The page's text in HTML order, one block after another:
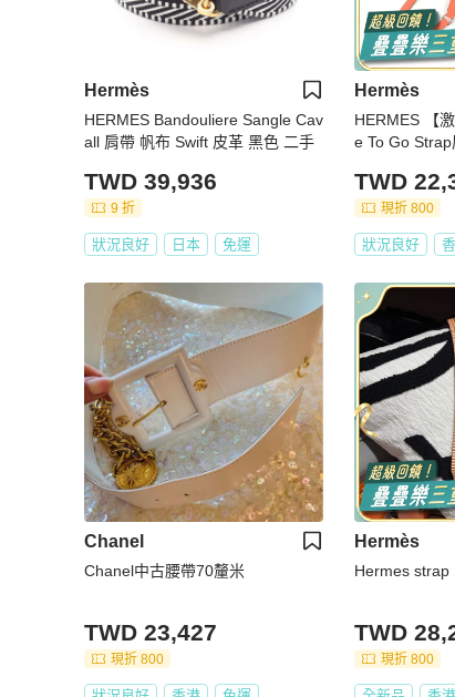
Hermès
HERMES Bandouliere Sangle Cav
all 肩帶 帆布 Swift 皮革 黑色 二手
TWD 39,936
9 折
狀況良好 日本 免運
Hermès
HERMES 【
e To Go
TWD
現折 800
狀況良好
Chanel
Chanel中古腰帶70釐米
TWD 23,427
現折 800
Hermès
Hermes strap
TWD
現折 800